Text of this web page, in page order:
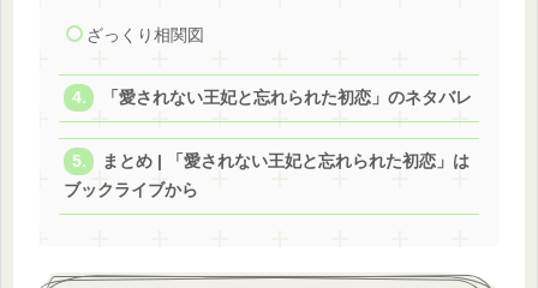
ざっくり相関図
「愛されない王妃と忘れられた初恋」のネタバレ
まとめ | 「愛されない王妃と忘れられた初恋」は
ブックライブから